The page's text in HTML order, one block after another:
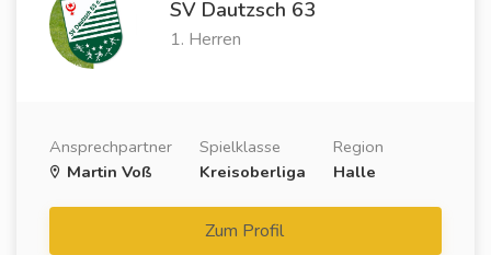
SV Dautzsch 63
1. Herren
Ansprechpartner
Martin Voß
Spielklasse
Kreisoberliga
Region
Halle
Zum Profil